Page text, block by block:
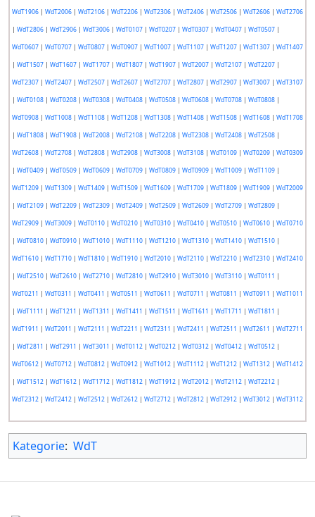
WdT1906| WdT2006| WdT2106| WdT2206| WdT2306| WdT2406| WdT2506| WdT2606| WdT2706
| WdT2806| WdT2906| WdT3006| WdT0107| WdT0207| WdT0307| WdT0407| WdT0507|
WdT0607| WdT0707| WdT0807| WdT0907| WdT1007| WdT1107| WdT1207| WdT1307| WdT1407
| WdT1507| WdT1607| WdT1707| WdT1807| WdT1907| WdT2007| WdT2107| WdT2207|
WdT2307| WdT2407| WdT2507| WdT2607| WdT2707| WdT2807| WdT2907| WdT3007| WdT3107
| WdT0108| WdT0208| WdT0308| WdT0408| WdT0508| WdT0608| WdT0708| WdT0808|
WdT0908| WdT1008| WdT1108| WdT1208| WdT1308| WdT1408| WdT1508| WdT1608| WdT1708
| WdT1808| WdT1908| WdT2008| WdT2108| WdT2208| WdT2308| WdT2408| WdT2508|
WdT2608| WdT2708| WdT2808| WdT2908| WdT3008| WdT3108| WdT0109| WdT0209| WdT0309
| WdT0409| WdT0509| WdT0609| WdT0709| WdT0809| WdT0909| WdT1009| WdT1109|
WdT1209| WdT1309| WdT1409| WdT1509| WdT1609| WdT1709| WdT1809| WdT1909| WdT2009
| WdT2109| WdT2209| WdT2309| WdT2409| WdT2509| WdT2609| WdT2709| WdT2809|
WdT2909| WdT3009| WdT0110| WdT0210| WdT0310| WdT0410| WdT0510| WdT0610| WdT0710
| WdT0810| WdT0910| WdT1010| WdT1110| WdT1210| WdT1310| WdT1410| WdT1510|
WdT1610| WdT1710| WdT1810| WdT1910| WdT2010| WdT2110| WdT2210| WdT2310| WdT2410
| WdT2510| WdT2610| WdT2710| WdT2810| WdT2910| WdT3010| WdT3110| WdT0111 |
WdT0211 | WdT0311 | WdT0411 | WdT0511 | WdT0611 | WdT0711 | WdT0811 | WdT0911 | WdT1011
| WdT1111 | WdT1211 | WdT1311 | WdT1411 | WdT1511 | WdT1611 | WdT1711 | WdT1811 |
WdT1911 | WdT2011 | WdT2111 | WdT2211 | WdT2311 | WdT2411 | WdT2511 | WdT2611 | WdT2711
| WdT2811 | WdT2911 | WdT3011 | WdT0112| WdT0212| WdT0312| WdT0412| WdT0512|
WdT0612| WdT0712| WdT0812| WdT0912| WdT1012| WdT1112| WdT1212| WdT1312| WdT1412
| WdT1512| WdT1612| WdT1712| WdT1812| WdT1912| WdT2012| WdT2112| WdT2212|
WdT2312| WdT2412| WdT2512| WdT2612| WdT2712| WdT2812| WdT2912| WdT3012| WdT3112
Kategorie: WdT